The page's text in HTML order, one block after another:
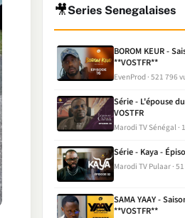
🎥Series Senegalaises
BOROM KEUR -
**VOSTFR**
EvenProd 521 796
Série - L'épouse
VOSTFR
Marodi TV Sénégal
Série - Kaya -
Marodi TV Pulaar
SAMA YAAY -
**VOSTFR**